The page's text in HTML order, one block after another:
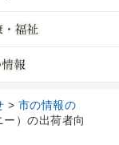
> 市の情報の
）の出荷者向